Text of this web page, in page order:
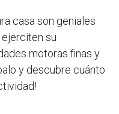
casa son geniales
su
motoras finas y
y descubre cuánto